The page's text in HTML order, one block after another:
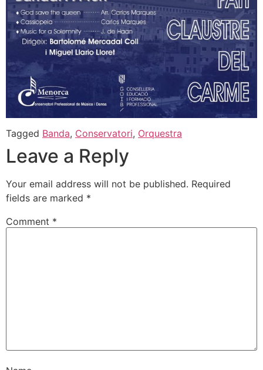
Tagged Banda, Conservatori, Orquestra
Leave a Reply
Your email address will not be published. Required
fields are marked *
Comment *